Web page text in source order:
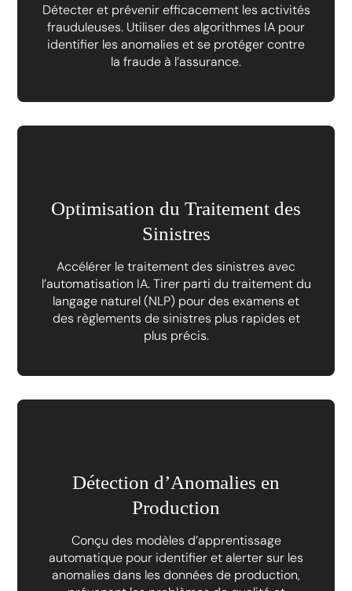
Détecter et prévenir efficacement les activités
frauduleuses. Utiliser des algorithmes IA pour
identifier les anomalies et se protéger contre
la fraude à l’assurance.
Optimisation du Traitement des
Sinistres
Accélérer le traitement des sinistres avec
l’automatisation IA. Tirer parti du traitement du
langage naturel (NLP) pour des examens et
des règlements de sinistres plus rapides et
plus précis.
Détection d’Anomalies en
Production
Conçu des modèles d’apprentissage
automatique pour identifier et alerter sur les
anomalies dans les données de production,